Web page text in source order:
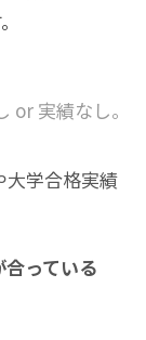
or 実績なし。
大学合格実績
合っている